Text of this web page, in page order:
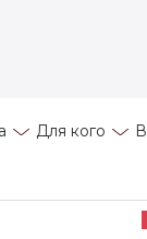
Для кого